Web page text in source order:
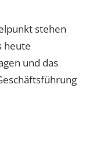
stehen
heute
und das